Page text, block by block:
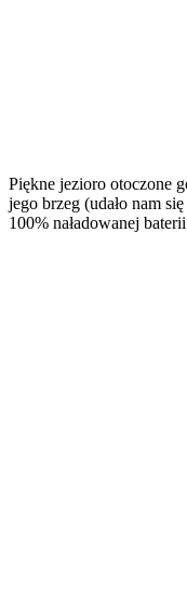
Piękne jezioro otoczone
jego brzeg (udało nam
100% naładowanej